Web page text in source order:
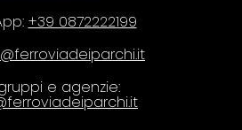
+39 0872222199
e agenzie: